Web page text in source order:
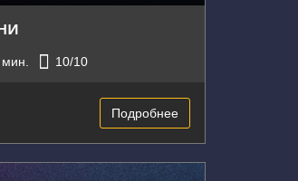
мин. 10/10
Подробнее